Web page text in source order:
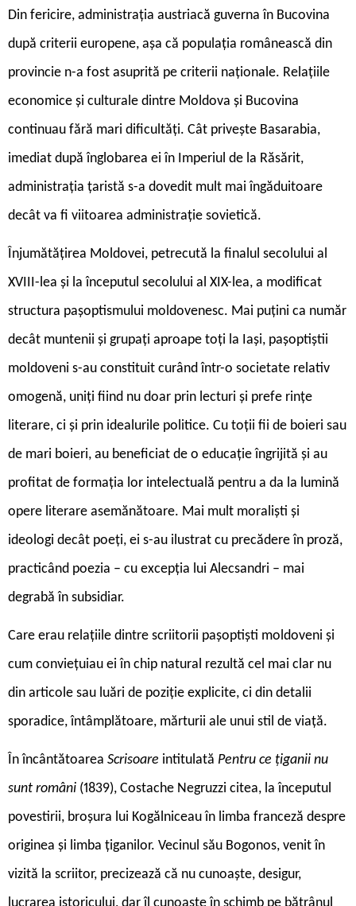
Din fericire, administrația austriacă guverna în Bucovina
după criterii europene, așa că populația românească din
provincie n-a fost asuprită pe criterii naționale. Relațiile
economice și culturale dintre Moldova și Bucovina
continuau fără mari dificultăți. Cât privește Basarabia,
imediat după înglobarea ei în Imperiul de la Răsărit,
administrația țaristă s-a dovedit mult mai îngăduitoare
decât va fi viitoarea administrație sovietică.
Înjumătățirea Moldovei, petrecută la finalul secolului al
XVIII-lea și la începutul secolului al XIX-lea, a modificat
structura pașoptismului moldovenesc. Mai puțini ca număr
decât muntenii și grupați aproape toți la Iași, pașoptiștii
moldoveni s-au constituit curând într-o societate relativ
omogenă, uniți fiind nu doar prin lecturi și prefe ­rințe
literare, ci și prin idealurile politice. Cu toții fii de boieri sau
de mari boieri, au beneficiat de o educație îngrijită și au
profitat de formația lor intelectuală pentru a da la lumină
opere literare asemănătoare. Mai mult moraliști și
ideologi decât poeți, ei s-au ilustrat cu precădere în proză,
practicând poezia – cu excepția lui Alecsandri – mai
degrabă în subsidiar.
Care erau relațiile dintre scriitorii pașoptiști moldoveni și
cum conviețuiau ei în chip natural rezultă cel mai clar nu
din articole sau luări de poziție explicite, ci din detalii
sporadice, întâmplătoare, mărturii ale unui stil de viață.
În încântătoarea Scrisoare intitulată Pentru ce țiganii nu
sunt români (1839), Costache Negruzzi citea, la începutul
povestirii, broșura lui Kogălniceau în limba franceză despre
originea și limba țiganilor. Vecinul său Bogonos, venit în
vizită la scriitor, precizează că nu cunoaște, desigur,